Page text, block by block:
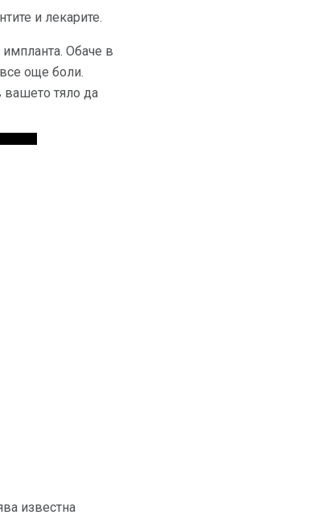
и лекарите.
Обаче в
още боли.
тяло да
известна